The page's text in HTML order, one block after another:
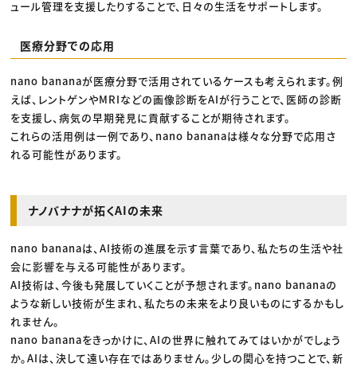
ュール管理を支援したりすることで、日々の生活をサポートします。
医療分野での応用
nano bananaが医療分野で活用されているケースも考えられます。例
えば、レントゲンやMRIなどの画像診断をAIが行うことで、医師の診断
を支援し、病気の早期発見に貢献することが期待されます。
これらの活用例は一例であり、nano bananaは様々な分野で応用さ
れる可能性があります。
ナノバナナが拓くAIの未来
nano bananaは、AI技術の進展を示す言葉であり、私たちの生活や社
会に影響を与える可能性があります。
AI技術は、今後も発展していくことが予想されます。nano bananaの
ような新しい技術が生まれ、私たちの未来をより良いものにするかもし
れません。
nano bananaをきっかけに、AIの世界に触れてみてはいかがでしょう
か。AIは、決して遠い存在ではありません。少しの関心を持つことで、新